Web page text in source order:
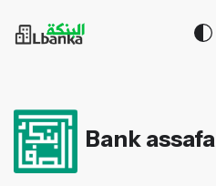
Bank assafa